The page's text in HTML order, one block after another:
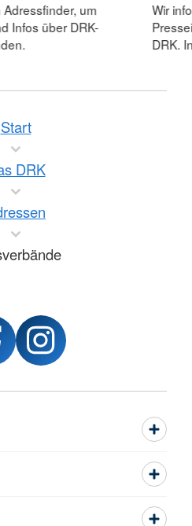
um
Infos über DRK-
Wir
DRK.
Start
DRK